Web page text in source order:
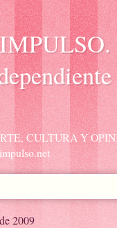
CULTURA Y
2009